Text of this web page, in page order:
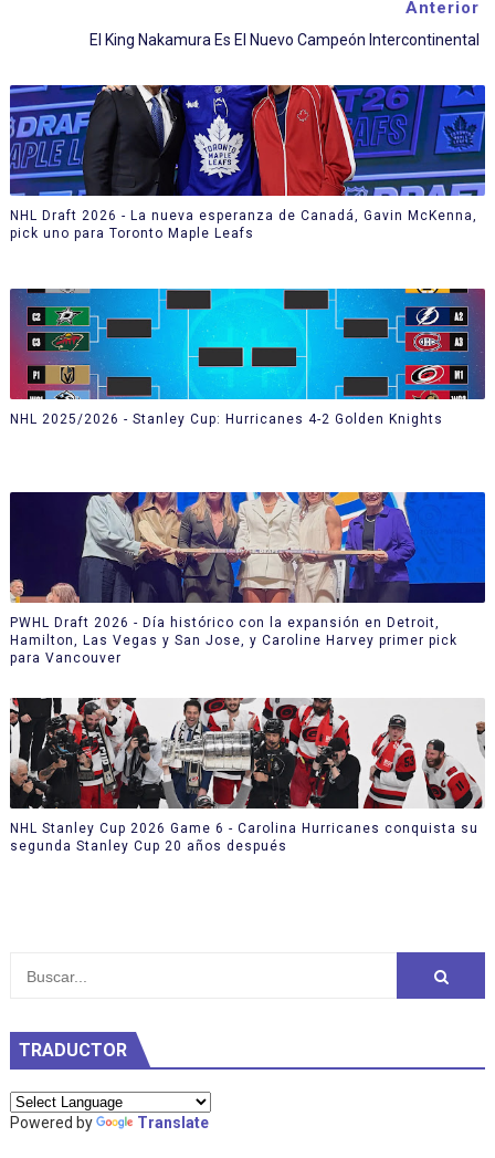
Anterior
El King Nakamura Es El Nuevo Campeón Intercontinental
NHL Draft 2026 - La nueva esperanza de Canadá, Gavin McKenna,
pick uno para Toronto Maple Leafs
NHL 2025/2026 - Stanley Cup: Hurricanes 4-2 Golden Knights
PWHL Draft 2026 - Día histórico con la expansión en Detroit,
Hamilton, Las Vegas y San Jose, y Caroline Harvey primer pick
para Vancouver
NHL Stanley Cup 2026 Game 6 - Carolina Hurricanes conquista su
segunda Stanley Cup 20 años después
TRADUCTOR
Powered by Translate